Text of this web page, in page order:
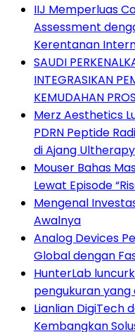
IIJ Memperluas
Assessment
Kerentanan
SAUDI
INTEGRASIKAN
KEMUDAHAN
Merz Aesthetics
PDRN Peptide
di Ajang Ultherapy
Mouser Bahas
Lewat Episode
Mengenal
Awalnya
Analog Devices
Global dengan
HunterLab
pengukuran yang
Lianlian DigiTech
Kembangkan